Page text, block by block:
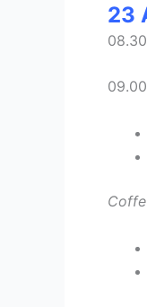
23